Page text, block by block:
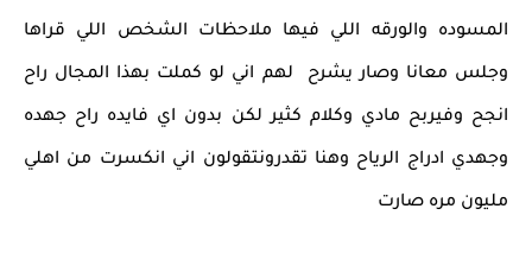
المسوده والورقه اللي فيها ملاحظات الشخص اللي قراها
وجلس معانا وصار يشرح لهم اني لو كملت بهذا المجال راح
انجح وفيربح مادي وكلام كثير لكن بدون اي فايده راح جهده
وجهدي ادراج الرياح وهنا تقدرونتقولون اني انكسرت من اهلي
مليون مره صارت